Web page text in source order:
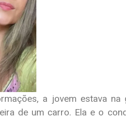
a jovem estava
de um carro. Ela e o